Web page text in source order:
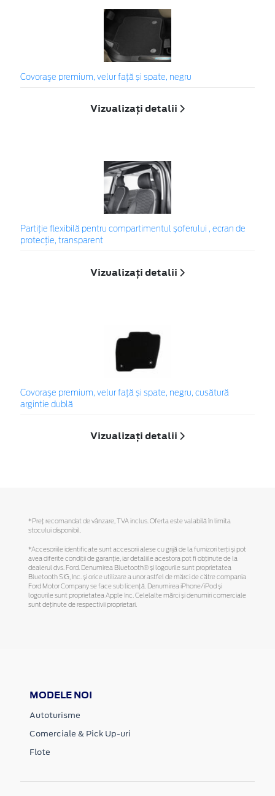
Covoraşe premium, velur față și spate, negru
Vizualizați detalii
Partiție flexibilă pentru compartimentul șoferului , ecran de
protecție, transparent
Vizualizați detalii
Covoraşe premium, velur față și spate, negru, cusătură
argintie dublă
Vizualizați detalii
*Preţ recomandat de vânzare, TVA inclus. Oferta este valabilă în limita
stocului disponibil.
*Accesoriile identificate sunt accesorii alese cu grijă de la furnizori terți și pot
avea diferite condiții de garanție, iar detaliile acestora pot fi obținute de la
dealerul dvs. Ford. Denumirea Bluetooth® și logourile sunt proprietatea
Bluetooth SIG, Inc. și orice utilizare a unor astfel de mărci de către compania
Ford Motor Company se face sub licență. Denumirea iPhone/iPod și
logourile sunt proprietatea Apple Inc. Celelalte mărci și denumiri comerciale
sunt deținute de respectivii proprietari.
MODELE NOI
Autoturisme
Comerciale & Pick Up-uri
Flote